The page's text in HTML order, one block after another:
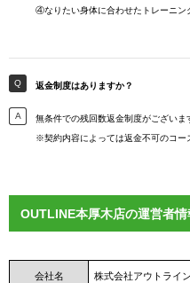
④なりたい身体に合わせたトレーニン
返金制度はありますか？
無条件での残回数返金制度がございま
※契約内容によっては返金不可のコー
OUTLINE本厚木店の運営者情
会社名 株式会社アウトライン